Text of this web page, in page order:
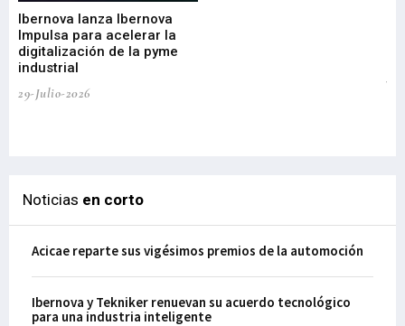
Ibernova lanza Ibernova
Impulsa para acelerar la
digitalización de la pyme
industrial
29-Julio-2026
Noticias en corto
Acicae reparte sus vigésimos premios de la automoción
Ibernova y Tekniker renuevan su acuerdo tecnológico
para una industria inteligente